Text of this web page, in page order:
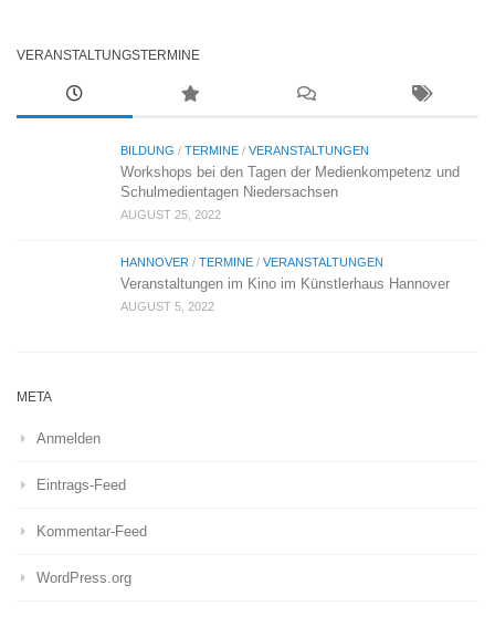
VERANSTALTUNGSTERMINE
BILDUNG / TERMINE / VERANSTALTUNGEN
Workshops bei den Tagen der Medienkompetenz und
Schulmedientagen Niedersachsen
AUGUST 25, 2022
HANNOVER / TERMINE / VERANSTALTUNGEN
Veranstaltungen im Kino im Künstlerhaus Hannover
AUGUST 5, 2022
META
Anmelden
Eintrags-Feed
Kommentar-Feed
WordPress.org